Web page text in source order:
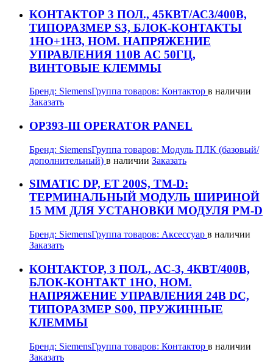
КОНТАКТОР 3 ПОЛ., 45КВТ/АС3/400В,
ТИПОРАЗМЕР S3, БЛОК-КОНТАКТЫ
1НО+1НЗ, НОМ. НАПРЯЖЕНИЕ
УПРАВЛЕНИЯ 110В AC 50ГЦ,
ВИНТОВЫЕ КЛЕММЫ
Бренд: SiemensГруппа товаров: Контактор в наличии
Заказать
OP393-III OPERATOR PANEL
Бренд: SiemensГруппа товаров: Модуль ПЛК (базовый/
дополнительный) в наличии Заказать
SIMATIC DP, ET 200S, TM-D:
ТЕРМИНАЛЬНЫЙ МОДУЛЬ ШИРИНОЙ
15 ММ ДЛЯ УСТАНОВКИ МОДУЛЯ PM-D
Бренд: SiemensГруппа товаров: Аксессуар в наличии
Заказать
КОНТАКТОР, 3 ПОЛ., AC-3, 4КВТ/400В,
БЛОК-КОНТАКТ 1НО, НОМ.
НАПРЯЖЕНИЕ УПРАВЛЕНИЯ 24В DC,
ТИПОРАЗМЕР S00, ПРУЖИННЫЕ
КЛЕММЫ
Бренд: SiemensГруппа товаров: Контактор в наличии
Заказать